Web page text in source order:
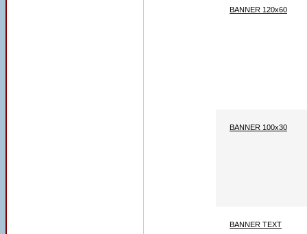
BANNER 120x60
BANNER 100x30
BANNER TEXT